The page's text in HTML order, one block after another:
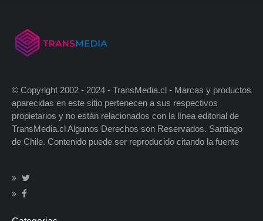
© Copyright 2002 - 2024 - TransMedia.cl - Marcas y productos
aparecidas en este sitio pertenecen a sus respectivos
propietarios y no están relacionados con la línea editorial de
TransMedia.cl Algunos Derechos son Reservados. Santiago
de Chile. Contenido puede ser reproducido citando la fuente